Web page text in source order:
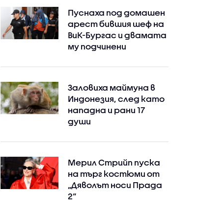
Пуснаха под домашен
арест бившия шеф на
ВиК-Бургас и двамата
му подчинени
Заловиха маймуна в
Индонезия, след като
нападна и рани 17
души
Мерил Стрийп пуска
на търг костюми от
„Дяволът носи Прада
2“